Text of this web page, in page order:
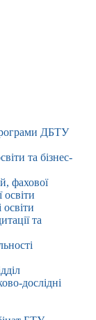
ДБТУ
та бізнес-
фахової
освіти
та
дослідні